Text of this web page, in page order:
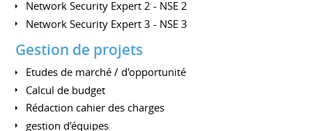
Network Security Expert 2 - NSE 2
Network Security Expert 3 - NSE 3
Gestion de projets
Etudes de marché / d'opportunité
Calcul de budget
Rédaction cahier des charges
gestion d’équipes